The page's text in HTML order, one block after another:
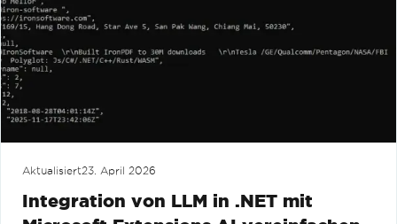
Aktualisiert23. April 2026
Integration von LLM in .NET mit